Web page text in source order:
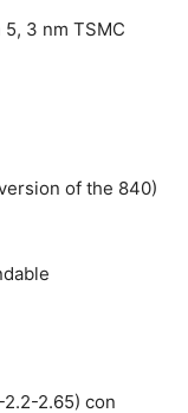
5, 3 nm TSMC
of the 840)
2.2-2.65) con